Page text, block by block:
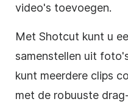
video's toevoegen.
Met Shotcut kunt u
samenstellen uit
kunt meerdere clips
met de robuuste